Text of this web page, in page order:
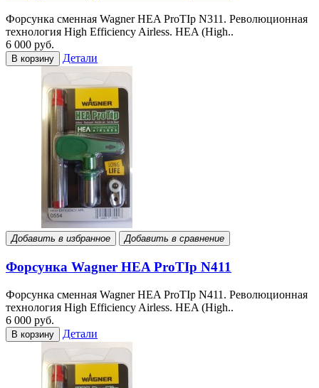
Форсунка сменная Wagner HEA ProTIp N311. Революционная
технология High Efficiency Airless. HEA (High..
6 000 руб.
В корзину Детали
Добавить в избранное Добавить в сравнение
Форсунка Wagner HEA ProTIp N411
Форсунка сменная Wagner HEA ProTIp N411. Революционная
технология High Efficiency Airless. HEA (High..
6 000 руб.
В корзину Детали